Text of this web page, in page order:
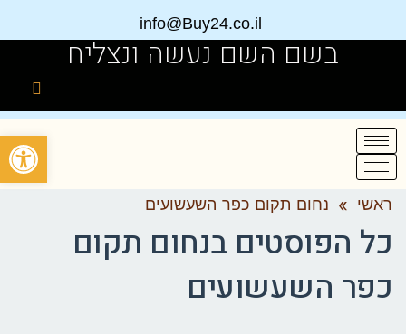
info@Buy24.co.il
בשם השם נעשה ונצליח
ראשי » נחום תקום כפר השעשועים
כל הפוסטים בנחום תקום
כפר השעשועים